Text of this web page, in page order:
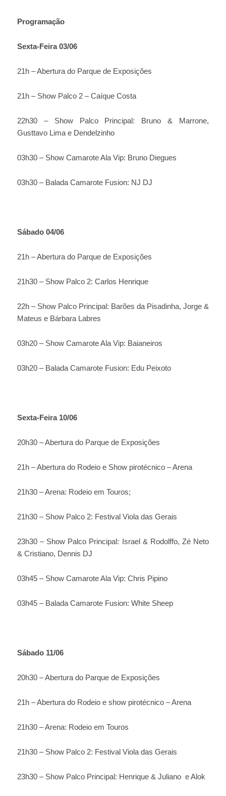
Programação
Sexta-Feira 03/06
21h – Abertura do Parque de Exposições
21h – Show Palco 2 – Caíque Costa
22h30 – Show Palco Principal: Bruno & Marrone,
Gusttavo Lima e Dendelzinho
03h30 – Show Camarote Ala Vip: Bruno Diegues
03h30 – Balada Camarote Fusion: NJ DJ
Sábado 04/06
21h – Abertura do Parque de Exposições
21h30 – Show Palco 2: Carlos Henrique
22h – Show Palco Principal: Barões da Pisadinha, Jorge &
Mateus e Bárbara Labres
03h20 – Show Camarote Ala Vip: Baianeiros
03h20 – Balada Camarote Fusion: Edu Peixoto
Sexta-Feira 10/06
20h30 – Abertura do Parque de Exposições
21h – Abertura do Rodeio e Show pirotécnico – Arena
21h30 – Arena: Rodeio em Touros;
21h30 – Show Palco 2: Festival Viola das Gerais
23h30 – Show Palco Principal: Israel & Rodolffo, Zé Neto
& Cristiano, Dennis DJ
03h45 – Show Camarote Ala Vip: Chris Pipino
03h45 – Balada Camarote Fusion: White Sheep
Sábado 11/06
20h30 – Abertura do Parque de Exposições
21h – Abertura do Rodeio e show pirotécnico – Arena
21h30 – Arena: Rodeio em Touros
21h30 – Show Palco 2: Festival Viola das Gerais
23h30 – Show Palco Principal: Henrique & Juliano e Alok